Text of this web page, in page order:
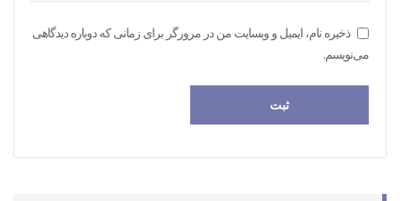
ذخیره نام، ایمیل و وبسایت من در مرورگر برای زمانی که دوباره دیدگاهی
می‌نویسم.